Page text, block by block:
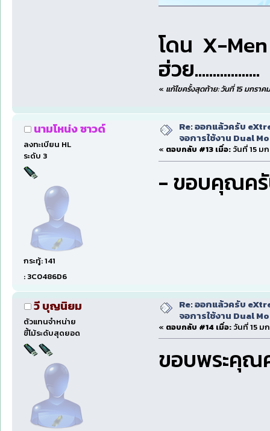
โดน X-
ฮ่วย..................
« แก้ไขครั้งสุดท้าย: วันที่ 15 มกรา
นามโหน่ง ซาวด์
ลงทะเบียน HL
ระดับ 3
กระทู้: 141
: 3C0486D6
Re: ออกแล้วครับ
จอการใช้งาน Dual
« ตอบกลับ #13 เมื่อ: วันที่ 15 ม
- ขอบคุณครั
วี บุญนิยม
ตัวแทนจำหน่าย
ขี้โม้ระดับสุดยอด
Re: ออกแล้วครับ
จอการใช้งาน Dual
« ตอบกลับ #14 เมื่อ: วันที่ 15 ม
ขอบพระคุณ